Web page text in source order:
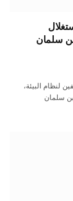
باستغلال
سلمان
للأمن البيئي (3) مخالفين لنظام البيئة،
سلمان